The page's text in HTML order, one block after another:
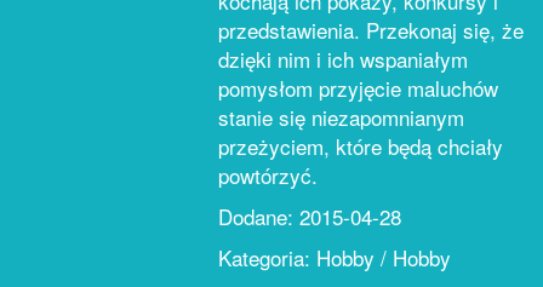
przedstawienia. Przekonaj się, że
dzięki nim i ich wspaniałym
pomysłom przyjęcie maluchów
stanie się niezapomnianym
przeżyciem, które będą chciały
powtórzyć.
Dodane: 2015-04-28
Kategoria: Hobby / Hobby